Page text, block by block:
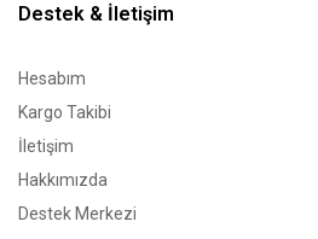
Destek & İletişim
Hesabım
Kargo Takibi
İletişim
Hakkımızda
Destek Merkezi